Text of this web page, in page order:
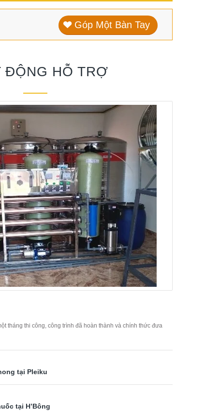
Góp Một Bàn Tay
ĐỘNG HỖ TRỢ
tháng thi công, công trình đã hoàn thành và chính thức đưa
tại Pleiku
tại H’Bông